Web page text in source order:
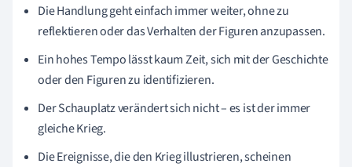
Die Handlung geht einfach immer weiter, ohne zu
reflektieren oder das Verhalten der Figuren anzupassen.
Ein hohes Tempo lässt kaum Zeit, sich mit der Geschichte
oder den Figuren zu identifizieren.
Der Schauplatz verändert sich nicht – es ist der immer
gleiche Krieg.
Die Ereignisse, die den Krieg illustrieren, scheinen